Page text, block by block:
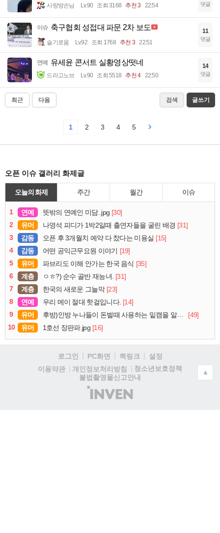
사랑방손님 Lv.90 조회 3168 추천 3 22:54 댓글
이슈 축구협회 성접대 파문 2차 보도
슬기로움 Lv.92 조회 1768 추천 3 22:51
11
댓글
연예 유세윤 콘서트 실황영상떳네
드라고노브 Lv.90 조회 5518 추천 4 22:50
14
댓글
최근 다음 검색 글쓰기
1 2 3 4 5
오픈 이슈 갤러리 화제글
오늘의 화제 주간 월간 이슈
1 연예 뜻밖의 연예인 미담..jpg [30]
2
유머 나영석 피디가 1박2일때 출연자들을 굴린 배경 [31]
3
감동 오픈 후 3개월치 예약 다 찼다는 미용실 [15]
4
감동 어떤 공익근무요원 이야기 [19]
5
유머 파브리도 이해 안가는 한국 음식 [35]
6
계층 ㅇㅎ?) 순수 골반 재능녀. [31]
7
계층 한국의 새로운 그늘막 [23]
8
연예 우리 메이 절대 핫걸입니다. [14]
9
유머 후방)인방 누나들이 돈벌때 사용하는 밑캠을 알아보자
[49]
10
유머 1호선 장판파.jpg [16]
로그인 PC화면 퀵링크
설정
이용약관
개인정보처리방침
청소년보호정책
불법촬영물신고안내
(주)
인
▲